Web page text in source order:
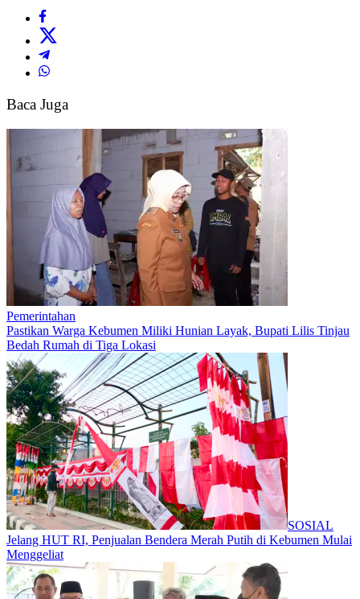
Bersihkan
Sungai
Baca Juga
Pemerintahan
Pastikan Warga Kebumen Miliki Hunian Layak, Bupati Lilis Tinjau
Bedah Rumah di Tiga Lokasi
SOSIAL
Jelang HUT RI, Penjualan Bendera Merah Putih di Kebumen Mulai
Menggeliat